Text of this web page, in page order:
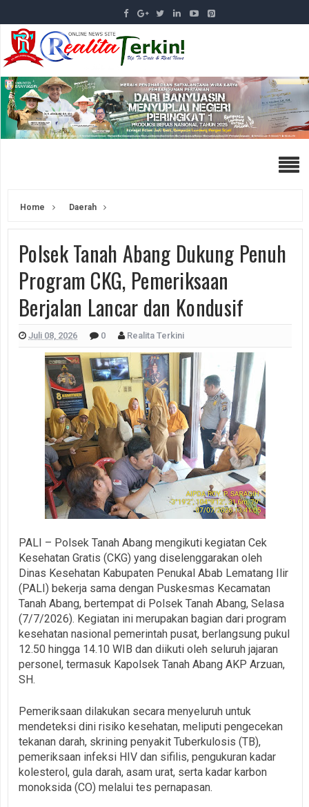
Home Daerah
Polsek Tanah Abang Dukung Penuh
Program CKG, Pemeriksaan
Berjalan Lancar dan Kondusif
Juli 08, 2026 0 Realita Terkini
PALI – Polsek Tanah Abang mengikuti kegiatan Cek
Kesehatan Gratis (CKG) yang diselenggarakan oleh
Dinas Kesehatan Kabupaten Penukal Abab Lematang Ilir
(PALI) bekerja sama dengan Puskesmas Kecamatan
Tanah Abang, bertempat di Polsek Tanah Abang, Selasa
(7/7/2026). Kegiatan ini merupakan bagian dari program
kesehatan nasional pemerintah pusat, berlangsung pukul
12.50 hingga 14.10 WIB dan diikuti oleh seluruh jajaran
personel, termasuk Kapolsek Tanah Abang AKP Arzuan,
SH.
Pemeriksaan dilakukan secara menyeluruh untuk
mendeteksi dini risiko kesehatan, meliputi pengecekan
tekanan darah, skrining penyakit Tuberkulosis (TB),
pemeriksaan infeksi HIV dan sifilis, pengukuran kadar
kolesterol, gula darah, asam urat, serta kadar karbon
monoksida (CO) melalui tes pernapasan.